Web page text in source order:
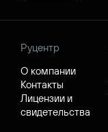
Руцентр
О компании
Контакты
Лицензии и
свидетельства